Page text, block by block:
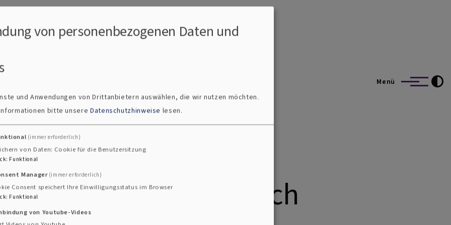
Menü
willkommen!
und Sänger herzlich
von personenbezogenen Daten und
und Anwendungen von Drittanbietern auswählen, die wir nutzen möchten.
bitte unsere Datenschutzhinweise lesen.
(immer erforderlich)
von Daten: Cookie für die Benutzersitzung
: Funktional
Manager (immer erforderlich)
Consent speichert Ihre Einwilligungsstatus im Browser
: Funktional
von Youtube-Videos